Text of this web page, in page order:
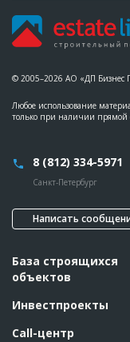
© 2005–2026 АО «ДП Бизнес
Любое использование
только при наличии прямой
8 (812) 334-5971
Санкт-Петербург
Написать
База строящихся
объектов
Инвестпроекты
Call-центр